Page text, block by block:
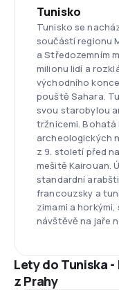
Tunisko
Tunisko se
součástí regionu
a Středozemním
milionu lidí a
východního
pouště Sahara.
svou starobylou
tržnicemi. Bohatá
archeologických
z 9. století před
mešitě Kairouan.
standardní
francouzsky a
zimami a
návštěvě na jaře
Lety do Tuniska
z Prahy